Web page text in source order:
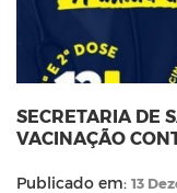
SECRETARIA DE
VACINAÇÃO
Publicado em: 13